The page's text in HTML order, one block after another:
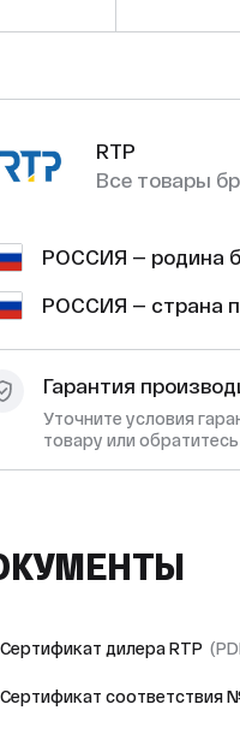
RTP
Все товары
РОССИЯ — родина
РОССИЯ — страна
Гарантия
Уточните условия
товару или
Сертификат дилера RTP